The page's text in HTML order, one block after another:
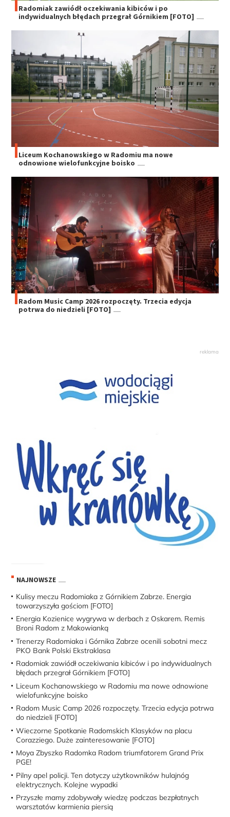
Radomiak zawiódł oczekiwania kibiców i po
indywidualnych błędach przegrał Górnikiem [FOTO]
Liceum Kochanowskiego w Radomiu ma nowe
odnowione wielofunkcyjne boisko
Radom Music Camp 2026 rozpoczęty. Trzecia edycja
potrwa do niedzieli [FOTO]
NAJNOWSZE
Kulisy meczu Radomiaka z Górnikiem Zabrze. Energia
towarzyszyła gościom [FOTO]
Energia Kozienice wygrywa w derbach z Oskarem. Remis
Broni Radom z Makowianką
Trenerzy Radomiaka i Górnika Zabrze ocenili sobotni mecz
PKO Bank Polski Ekstraklasa
Radomiak zawiódł oczekiwania kibiców i po indywidualnych
błędach przegrał Górnikiem [FOTO]
Liceum Kochanowskiego w Radomiu ma nowe odnowione
wielofunkcyjne boisko
Radom Music Camp 2026 rozpoczęty. Trzecia edycja potrwa
do niedzieli [FOTO]
Wieczorne Spotkanie Radomskich Klasyków na placu
Corazziego. Duże zainteresowanie [FOTO]
Moya Zbyszko Radomka Radom triumfatorem Grand Prix
PGE!
Pilny apel policji. Ten dotyczy użytkowników hulajnóg
elektrycznych. Kolejne wypadki
Przyszłe mamy zdobywały wiedzę podczas bezpłatnych
warsztatów karmienia piersią